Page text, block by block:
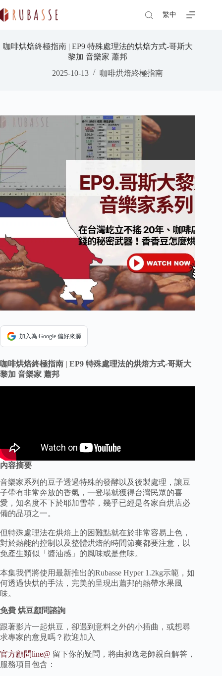
to
content
繁中
咖啡烘焙終極指南 | EP9 特殊處理法的烘焙方式-哥斯大
黎加 音樂家 蕭邦
2025-10-13
咖啡烘焙終極指南
加入為 Google 偏好來源
咖啡烘焙終極指南 | EP9 特殊處理法的烘焙方式-哥斯大
黎加 音樂家 蕭邦
內容摘要
音樂家系列的豆子透過特殊的發酵以及後製處理，讓豆
子帶有非常奔放的香氣，一登場就獲得台灣民眾的喜
愛，知名度不下於耶加雪菲，幾乎已經是各家自烘店必
備的品項之一。
但特殊處理法在烘焙上的困難點就在於非常容易上色，
對於熱能的控制以及整體烘焙的時間節奏都要注意，以
免產生類似「醬油感」的風味或是焦味。
本集我們將使用最新推出的Rubasse Hyper 1.2kg示範，如
何透過快烘的手法，完美的呈現出蕭邦的熱帶水果風
味。
免費 烘豆顧問諮詢
跟著影片一起烘豆，卻遇到意料之外的小插曲，或想尋
求專家的意見嗎？歡迎加入
官方顧問line@ 留下你的疑問，將由昶逸老師親自解答，
服務項目包含：